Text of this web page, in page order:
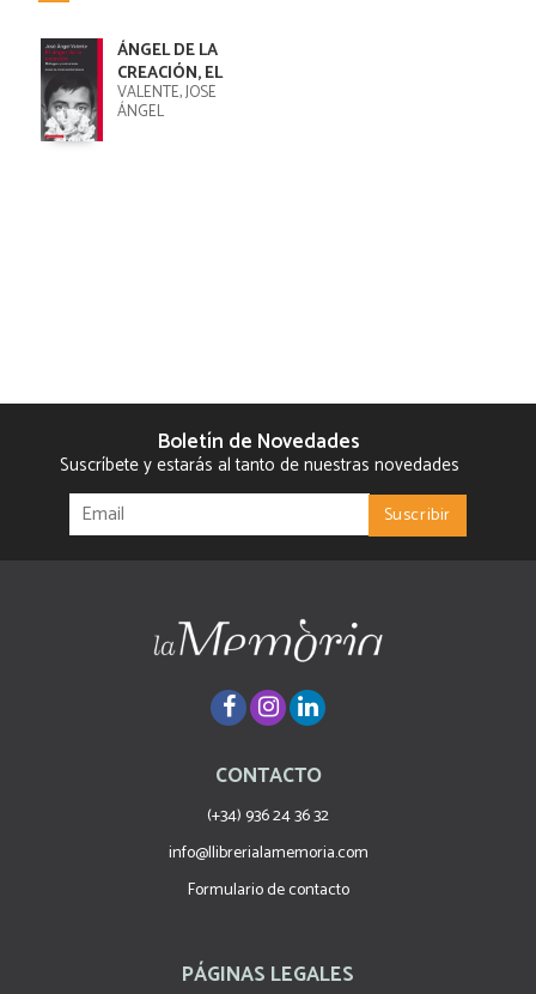
ÁNGEL DE LA
CREACIÓN, EL
VALENTE, JOSÉ
ÁNGEL
Boletín de Novedades
Suscríbete y estarás al tanto de nuestras novedades
CONTACTO
(+34) 936 24 36 32
info@llibrerialamemoria.com
Formulario de contacto
PÁGINAS LEGALES